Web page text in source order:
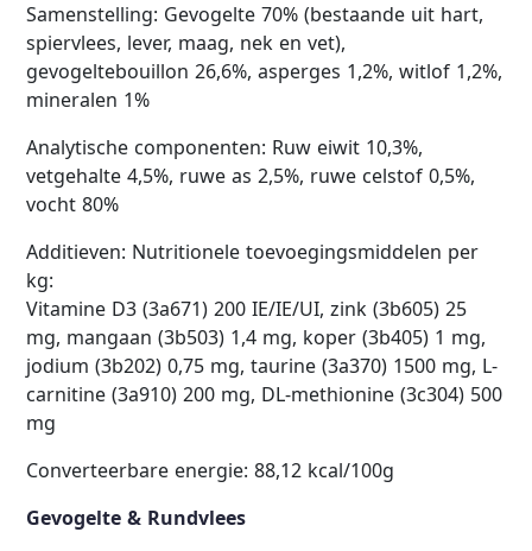
Samenstelling: Gevogelte 70% (bestaande uit hart,
spiervlees, lever, maag, nek en vet),
gevogeltebouillon 26,6%, asperges 1,2%, witlof 1,2%,
mineralen 1%
Analytische componenten: Ruw eiwit 10,3%,
vetgehalte 4,5%, ruwe as 2,5%, ruwe celstof 0,5%,
vocht 80%
Additieven: Nutritionele toevoegingsmiddelen per
kg:
Vitamine D3 (3a671) 200 IE/IE/UI, zink (3b605) 25
mg, mangaan (3b503) 1,4 mg, koper (3b405) 1 mg,
jodium (3b202) 0,75 mg, taurine (3a370) 1500 mg, L-
carnitine (3a910) 200 mg, DL-methionine (3c304) 500
mg
Converteerbare energie: 88,12 kcal/100g
Gevogelte & Rundvlees